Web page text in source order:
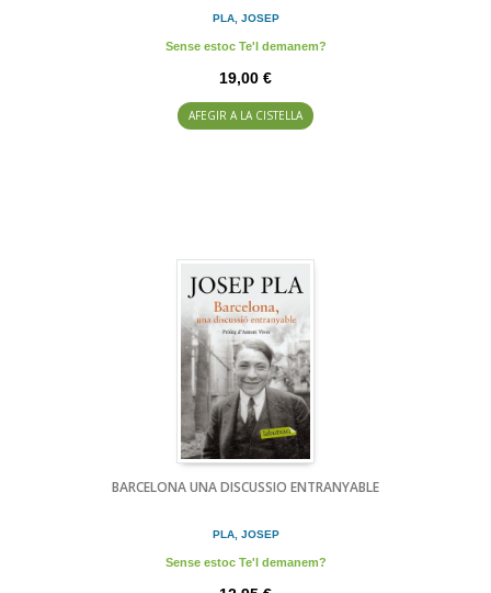
PLA, JOSEP
Sense estoc Te'l demanem?
19,00 €
AFEGIR A LA CISTELLA
BARCELONA UNA DISCUSSIO ENTRANYABLE
PLA, JOSEP
Sense estoc Te'l demanem?